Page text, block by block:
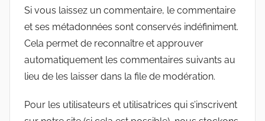
Si vous laissez un commentaire, le commentaire
et ses métadonnées sont conservés indéfiniment.
Cela permet de reconnaître et approuver
automatiquement les commentaires suivants au
lieu de les laisser dans la file de modération.
Pour les utilisateurs et utilisatrices qui s’inscrivent